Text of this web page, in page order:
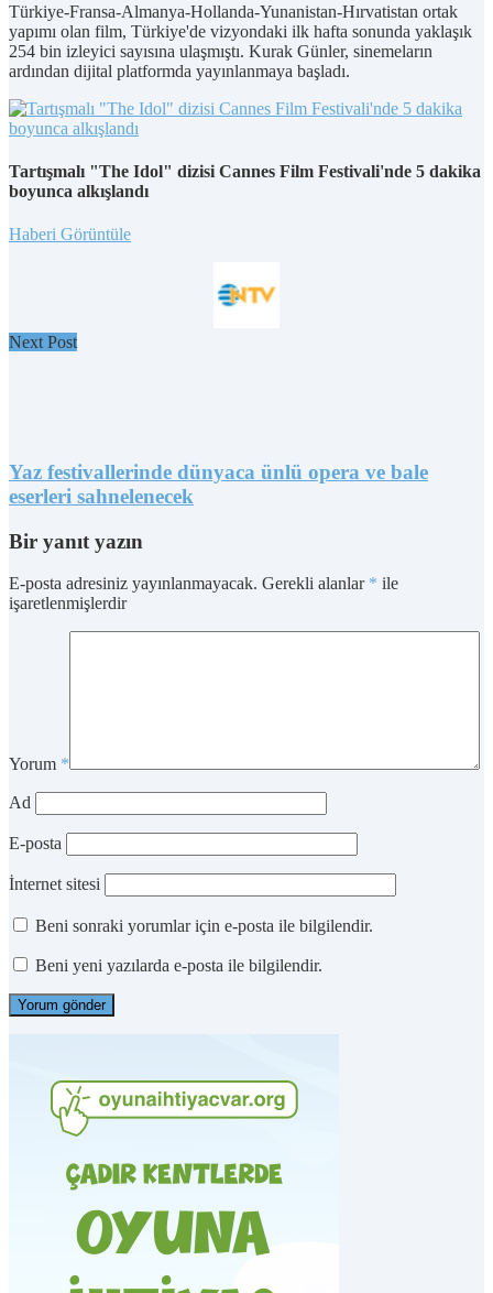
Türkiye-Fransa-Almanya-Hollanda-Yunanistan-Hırvatistan ortak
yapımı olan film, Türkiye'de vizyondaki ilk hafta sonunda yaklaşık
254 bin izleyici sayısına ulaşmıştı. Kurak Günler, sinemeların
ardından dijital platformda yayınlanmaya başladı.
Tartışmalı "The Idol" dizisi Cannes Film Festivali'nde 5 dakika
boyunca alkışlandı
Haberi Görüntüle
Next Post
Yaz festivallerinde dünyaca ünlü opera ve bale
eserleri sahnelenecek
Bir yanıt yazın
E-posta adresiniz yayınlanmayacak. Gerekli alanlar * ile
işaretlenmişlerdir
Yorum *
Ad
E-posta
İnternet sitesi
Beni sonraki yorumlar için e-posta ile bilgilendir.
Beni yeni yazılarda e-posta ile bilgilendir.